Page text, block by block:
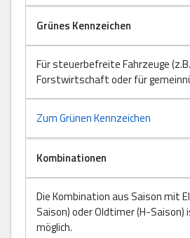
Grünes Kennzeichen
Für steuerbefreite Fahrzeuge
Forstwirtschaft oder für
Zum Grünen Kennzeichen
Kombinationen
Die Kombination aus Saison mit
Saison) oder Oldtimer (H-
möglich.